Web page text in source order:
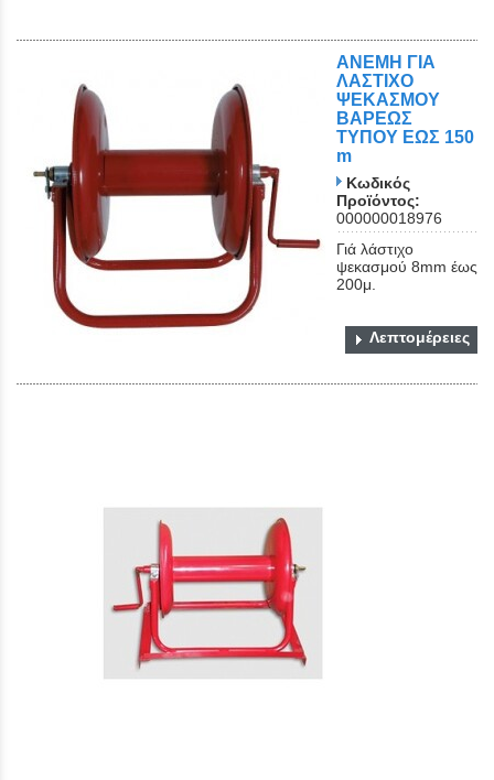
ΑΝΕΜΗ ΓΙΑ
ΛΑΣΤΙΧΟ
ΨΕΚΑΣΜΟΥ
ΒΑΡΕΩΣ
ΤΥΠΟΥ ΕΩΣ 150
m
Κωδικός
Προϊόντος:
000000018976
Γιά λάστιχο
ψεκασμού 8mm έως
200μ.
Λεπτομέρειες